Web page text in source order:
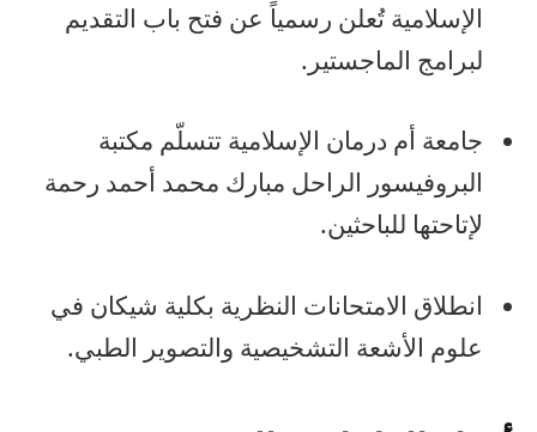
الإسلامية تُعلن رسمياً عن فتح باب التقديم
لبرامج الماجستير.
جامعة أم درمان الإسلامية تتسلّم مكتبة
البروفيسور الراحل مبارك محمد أحمد رحمة
لإتاحتها للباحثين.
انطلاق الامتحانات النظرية بكلية شيكان في
علوم الأشعة التشخيصية والتصوير الطبي.